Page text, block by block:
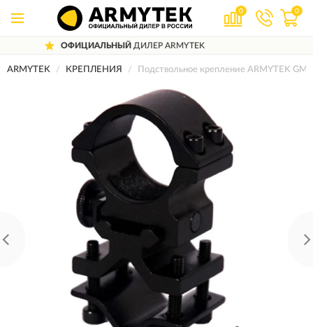
0 0
ДИЛЕР ARMYTEK
ARMYTEK КРЕПЛЕНИЯ Подствольное крепление ARMYTEK